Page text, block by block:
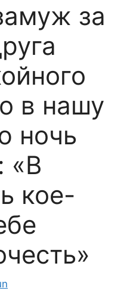
за
в нашу
ночь
«В
кое-